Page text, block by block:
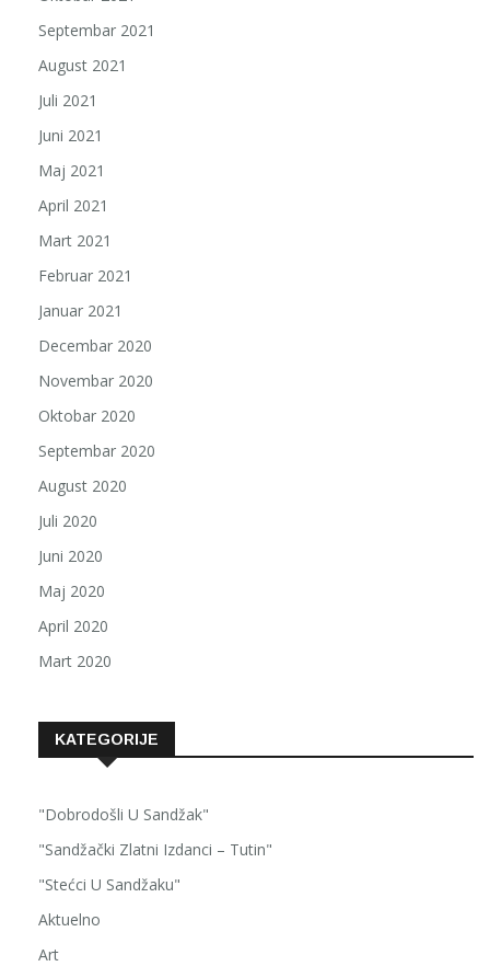
Septembar 2021
August 2021
Juli 2021
Juni 2021
Maj 2021
April 2021
Mart 2021
Februar 2021
Januar 2021
Decembar 2020
Novembar 2020
Oktobar 2020
Septembar 2020
August 2020
Juli 2020
Juni 2020
Maj 2020
April 2020
Mart 2020
KATEGORIJE
"Dobrodošli U Sandžak"
"Sandžački Zlatni Izdanci – Tutin"
"Stećci U Sandžaku"
Aktuelno
Art